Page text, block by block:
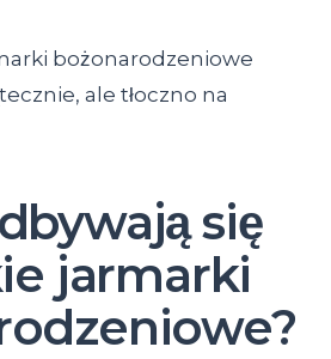
bożonarodzeniowe
ale tłoczno na
się
jarmarki